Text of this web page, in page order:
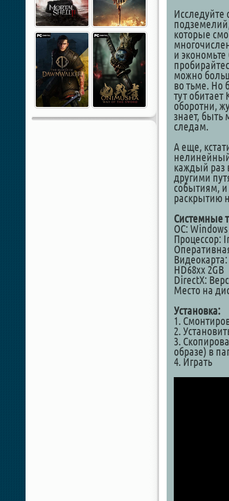
которые
и
можно
во тьме. Но
тут
оборотни,
знает,
следам.
А еще,
каждый раз
другими
событиям,
раскрытию
Системные
ОС:
Процессор:
Видеокарта:
HD68xx 2GB
DirectX:
Место на
Установка:
1.
2.
3.
образе) в
4. Играть